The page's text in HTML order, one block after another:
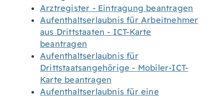
Arztregister - Eintragung beantragen
Aufenthaltserlaubnis für Arbeitnehmer
aus Drittstaaten - ICT-Karte
beantragen
Aufenthaltserlaubnis für
Drittstaatsangehörige - Mobiler-ICT-
Karte beantragen
Aufenthaltserlaubnis für eine